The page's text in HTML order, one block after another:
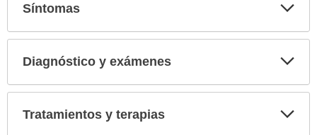
Síntomas
Diagnóstico y exámenes
Tratamientos y terapias